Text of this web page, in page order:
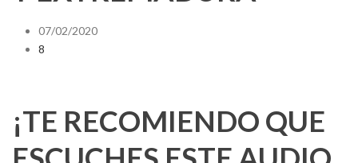
07/02/2020
8
¡TE RECOMIENDO QUE